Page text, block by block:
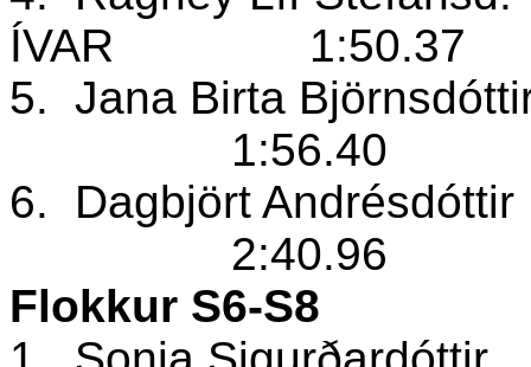
ÍVAR
1:50.37
5. Jana Birta
1:56.40
6.
Dagbjört Andrésdóttir
2:40.96
Flokkur S6-S8